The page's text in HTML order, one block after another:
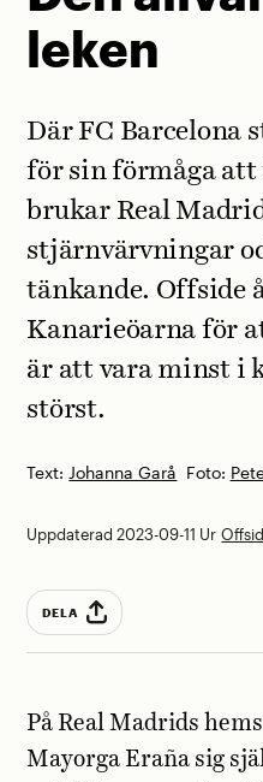
leken
Text: Johanna Garå Foto:
Där FC Barcelona
för sin förmåga att
brukar Real
stjärnvärvningar
tänkande. Offside
Kanarieöarna för
är att vara minst i
störst.
Uppdaterad 2023-09-11 Ur
DELA
På Real Madrids
Mayorga Eraña sig